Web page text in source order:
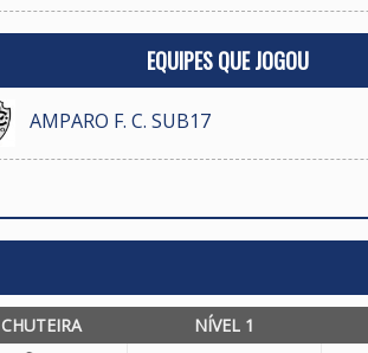
EQUIPES QUE JOGOU
AMPARO F. C. SUB17
CHUTEIRA NÍVEL 1